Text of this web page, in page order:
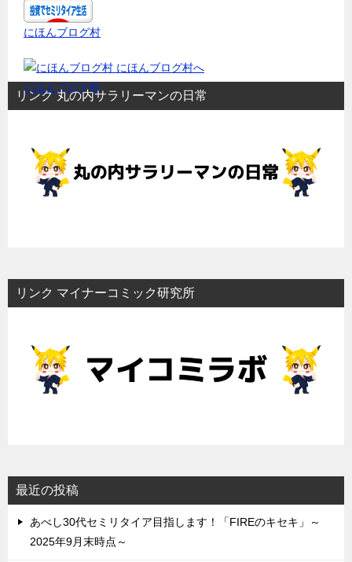
にほんブログ村
にほんブログ村
リンク 丸の内サラリーマンの日常
リンク マイナーコミック研究所
最近の投稿
あべし30代セミリタイア目指します！「FIREのキセキ」～
2025年9月末時点～